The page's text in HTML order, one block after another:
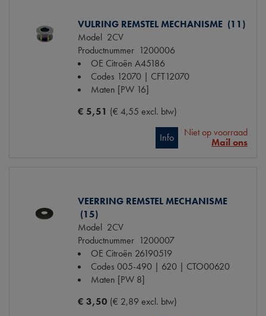
VULRING REMSTEL MECHANISME (11)
Model 2CV
Productnummer 1200006
OE Citroën A45186
Codes 12070 | CFT12070
Maten [PW 16]
€ 5,51 (€ 4,55 excl. btw)
Info
Niet op voorraad
Mail ons
VEERRING REMSTEL MECHANISME
(15)
Model 2CV
Productnummer 1200007
OE Citroën 26190519
Codes 005-490 | 620 | CTO00620
Maten [PW 8]
€ 3,50 (€ 2,89 excl. btw)